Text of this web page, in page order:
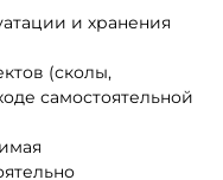
и хранения
(сколы,
самостоятельной